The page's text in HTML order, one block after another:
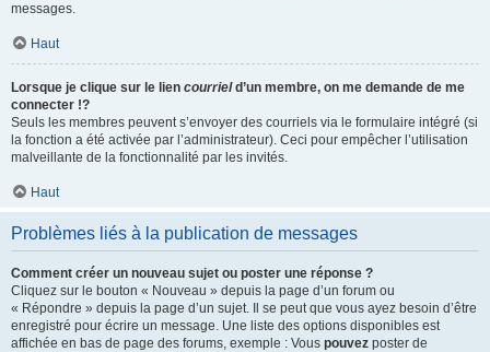
messages.
Haut
Lorsque je clique sur le lien courrield’un membre, on me demande de me
connecter !?
Seuls les membres peuvent s’envoyer des courriels via le formulaire intégré (si
la fonction a été activée par l’administrateur). Ceci pour empêcher l’utilisation
malveillante de la fonctionnalité par les invités.
Haut
Problèmes liés à la publication de messages
Comment créer un nouveau sujet ou poster une réponse ?
Cliquez sur le bouton « Nouveau » depuis la page d’un forum ou
« Répondre » depuis la page d’un sujet. Il se peut que vous ayez besoin d’être
enregistré pour écrire un message. Une liste des options disponibles est
affichée en bas de page des forums, exemple : Vous pouvez poster de